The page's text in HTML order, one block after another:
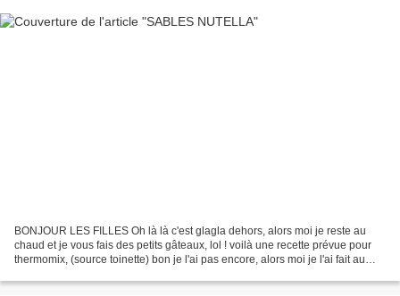
BONJOUR LES FILLES Oh là là c'est glagla dehors, alors moi je reste au
chaud et je vous fais des petits gâteaux, lol ! voilà une recette prévue pour
thermomix, (source toinette) bon je l'ai pas encore, alors moi je l'ai fait au